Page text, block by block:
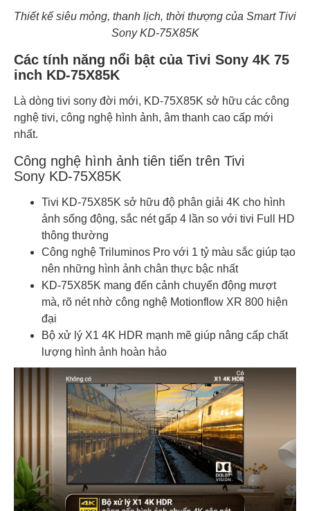
Thiết kế siêu mỏng, thanh lịch, thời thượng của Smart Tivi
Sony KD-75X85K
Các tính năng nổi bật của Tivi Sony 4K 75
inch KD-75X85K
Là dòng tivi sony đời mới, KD-75X85K sở hữu các công
nghệ tivi, công nghệ hình ảnh, âm thanh cao cấp mới
nhất.
Công nghệ hình ảnh tiên tiến trên Tivi
Sony KD-75X85K
Tivi KD-75X85K sở hữu độ phân giải 4K cho hình
ảnh sống động, sắc nét gấp 4 lần so với tivi Full HD
thông thường
Công nghệ Triluminos Pro với 1 tỷ màu sắc giúp tạo
nên những hình ảnh chân thực bậc nhất
KD-75X85K mang đến cảnh chuyển động mượt
mà, rõ nét nhờ công nghệ Motionflow XR 800 hiện
đại
Bộ xử lý X1 4K HDR mạnh mẽ giúp nâng cấp chất
lượng hình ảnh hoàn hảo